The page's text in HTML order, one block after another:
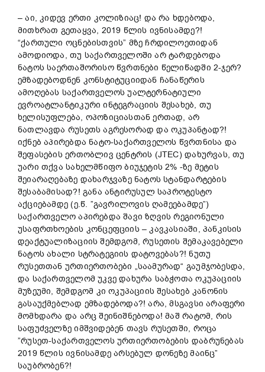
– აი, კიდევ ერთი კოლიზიაც! და რა ხდებოდა,
მითხრათ გეთაყვა, 2019 წლის ივნისამდე?!
“ქართული ოცნებისთვის” მზე ჩრდილოეთიდან
ამოდიოდა, თუ საქართველოში არ ტარდებოდა
ნატოს საერთაშორისო წვრთნები წელიწადში 2-ჯერ?
ემზადებოდნენ კონსტიტუციიდან ჩანაწერის
ამოღებას საქართველოს უალტერნატიული
ევროატლანტიკური ინტეგრაციის შესახებ, თუ
ხელისუფლება, ოპოზიციასთან ერთად, არ
ნათლავდა რუსეთს აგრესორად და ოკუპანტად?!
იქნებ აპირებდა ნატო-საქართველოს წვრთნისა და
შეფასების ერთობლივ ცენტრის (JTEC) დახურვას, თუ
უარი თქვა სახელმწიფო ბიუჯეტის 2% -ზე მეტის
შეიარაღებაზე დახარჯვაზე ნატოს სტანდარტების
შესაბამისად?! განა ანტირუსულ საპროტესტო
აქციებამდე (ე.წ. ”გავრილოვის ღამეებამდე”)
საქართველო აპირებდა შავი ზღვის რეგიონული
უსაფრთხოების კონცეფციის – კავკასიაში, პანკისის
დეაქტუალიზაციის შემდგომ, რუსეთის შემაკავებელი
ნატოს ახალი სტრატეგიის დატოვებას?! ნუთუ
რუსეთთან ურთიერთობები „საამურად“ გაუმჯობესდა,
და საქართველომ უკვე დახურა საბჭოთა ოკუპაციის
მუზეუმი, შემდგომ კი ოკუპაციის შესახებ კანონის
გასაუქმებლად ემზადებოდა?! არა, მსგავსი არაფერი
მომხდარა და არც შეინიშნებოდა! მაშ რატომ, რის
საფუძველზე იმშვიდებენ თავს რუსეთში, როცა
”რუსეთ-საქართველოს ურთიერთობების დაბრუნებას
2019 წლის ივნისამდე არსებულ დონეზე მაინც”
საუბრობენ?!